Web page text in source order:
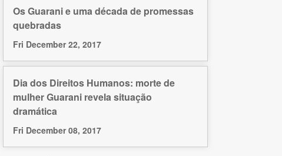
Os Guarani e uma década de promessas
quebradas
Fri December 22, 2017
Dia dos Direitos Humanos: morte de
mulher Guarani revela situação
dramática
Fri December 08, 2017